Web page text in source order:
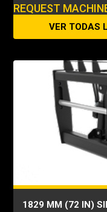
REQUEST
VER TODAS
1829 MM (72 IN)